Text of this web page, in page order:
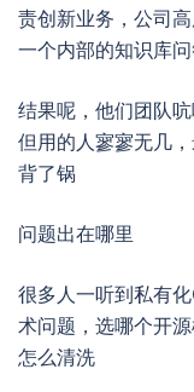
责创新业务，公司
一个内部的知识库
结果呢，他们团队
但用的人寥寥无几
背了锅
问题出在哪里
很多人一听到私有
术问题，选哪个开
怎么清洗